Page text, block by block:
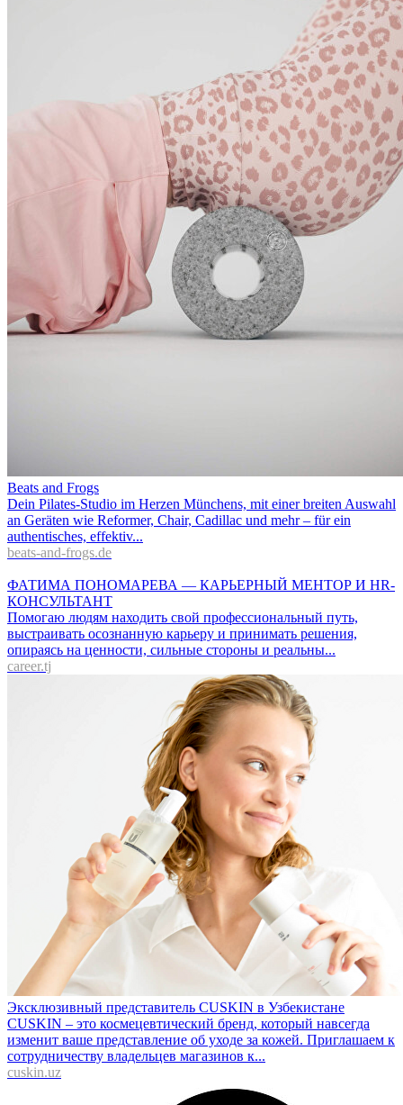
Beats and Frogs
Dein Pilates-Studio im Herzen Münchens, mit einer breiten Auswahl
an Geräten wie Reformer, Chair, Cadillac und mehr – für ein
authentisches, effektiv...
beats-and-frogs.de
ФАТИМА ПОНОМАРЕВА — КАРЬЕРНЫЙ МЕНТОР И HR-
КОНСУЛЬТАНТ
Помогаю людям находить свой профессиональный путь,
выстраивать осознанную карьеру и принимать решения,
опираясь на ценности, сильные стороны и реальны...
career.tj
Эксклюзивный представитель CUSKIN в Узбекистане
CUSKIN – это космецевтический бренд, который навсегда
изменит ваше представление об уходе за кожей. Приглашаем к
сотрудничеству владельцев магазинов к...
cuskin.uz